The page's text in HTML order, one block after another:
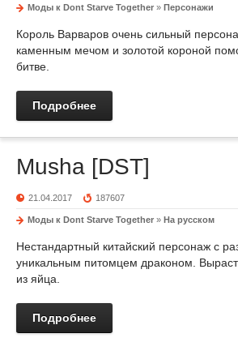
Моды к Dont Starve Together » Персонажи
Король Варваров очень сильный
каменным мечом и золотой короной
битве.
Подробнее
Musha [DST]
21.04.2017 187607
Моды к Dont Starve Together » На русском
Нестандартный китайский персонаж с
уникальным питомцем драконом.
из яйца.
Подробнее